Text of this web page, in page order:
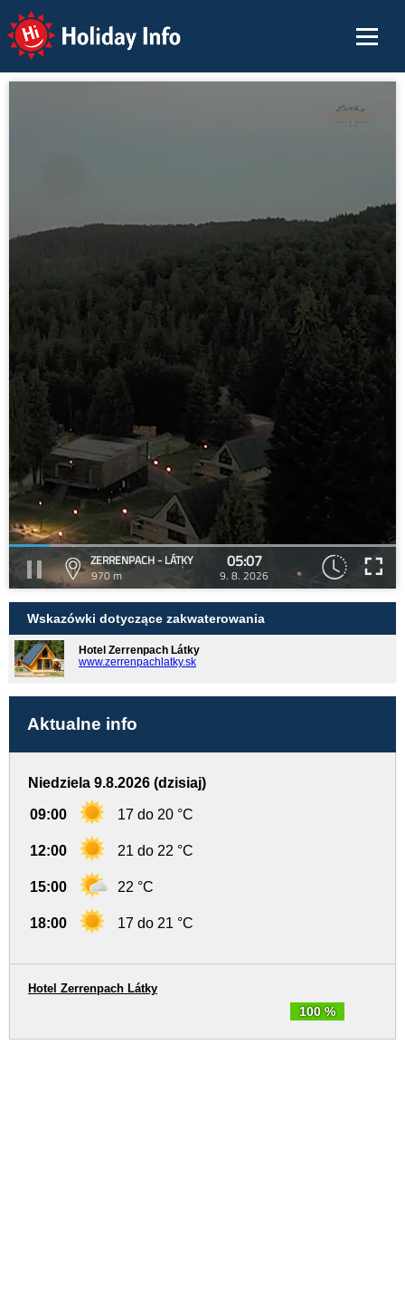
Holiday Info
ZERRENPACH - LÁTKY
970 m
05:07
9. 8. 2026
Wskazówki dotyczące zakwaterowania
Hotel Zerrenpach Látky
www.zerrenpachlatky.sk
Aktualne info
Niedziela 9.8.2026 (dzisiaj)
09:00 17 do 20 °C
12:00 21 do 22 °C
15:00 22 °C
18:00 17 do 21 °C
100 %
Hotel Zerrenpach Látky